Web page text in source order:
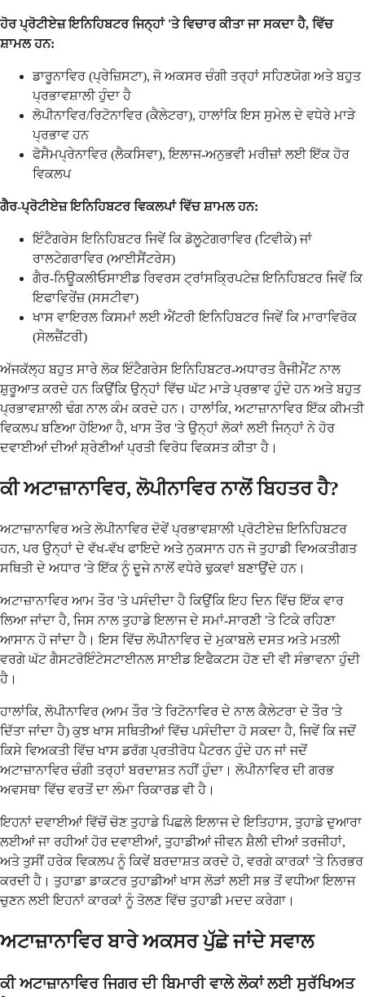
ਹੋਰ ਪ੍ਰੋਟੀਏਜ਼ ਇਨਿਹਿਬਟਰ ਜਿਨ੍ਹਾਂ 'ਤੇ ਵਿਚਾਰ ਕੀਤਾ ਜਾ ਸਕਦਾ ਹੈ, ਵਿੱਚ
ਸ਼ਾਮਲ ਹਨ:
ਡਾਰੂਨਾਵਿਰ (ਪ੍ਰੇਜ਼ਿਸਟਾ), ਜੋ ਅਕਸਰ ਚੰਗੀ ਤਰ੍ਹਾਂ ਸਹਿਣਯੋਗ ਅਤੇ ਬਹੁਤ
ਪ੍ਰਭਾਵਸ਼ਾਲੀ ਹੁੰਦਾ ਹੈ
ਲੋਪੀਨਾਵਿਰ/ਰਿਟੋਨਾਵਿਰ (ਕੈਲੇਟਰਾ), ਹਾਲਾਂਕਿ ਇਸ ਸੁਮੇਲ ਦੇ ਵਧੇਰੇ ਮਾੜੇ
ਪ੍ਰਭਾਵ ਹਨ
ਫੋਸੈਮਪ੍ਰੇਨਾਵਿਰ (ਲੈਕਸਿਵਾ), ਇਲਾਜ-ਅਨੁਭਵੀ ਮਰੀਜ਼ਾਂ ਲਈ ਇੱਕ ਹੋਰ
ਵਿਕਲਪ
ਗੈਰ-ਪ੍ਰੋਟੀਏਜ਼ ਇਨਿਹਿਬਟਰ ਵਿਕਲਪਾਂ ਵਿੱਚ ਸ਼ਾਮਲ ਹਨ:
ਇੰਟੈਗਰੇਸ ਇਨਿਹਿਬਟਰ ਜਿਵੇਂ ਕਿ ਡੋਲੂਟੇਗਰਾਵਿਰ (ਟਿਵੀਕੇ) ਜਾਂ
ਰਾਲਟੇਗਰਾਵਿਰ (ਆਈਸੈਂਟਰੇਸ)
ਗੈਰ-ਨਿਊਕਲੀਓਸਾਈਡ ਰਿਵਰਸ ਟ੍ਰਾਂਸਕ੍ਰਿਪਟੇਜ਼ ਇਨਿਹਿਬਟਰ ਜਿਵੇਂ ਕਿ
ਇਫਾਵਿਰੇਂਜ਼ (ਸਸਟੀਵਾ)
ਖਾਸ ਵਾਇਰਲ ਕਿਸਮਾਂ ਲਈ ਐਂਟਰੀ ਇਨਿਹਿਬਟਰ ਜਿਵੇਂ ਕਿ ਮਾਰਾਵਿਰੋਕ
(ਸੇਲਜ਼ੈਂਟਰੀ)
ਅੱਜਕੱਲ੍ਹ ਬਹੁਤ ਸਾਰੇ ਲੋਕ ਇੰਟੈਗਰੇਸ ਇਨਿਹਿਬਟਰ-ਅਧਾਰਤ ਰੈਜੀਮੈਂਟ ਨਾਲ
ਸ਼ੁਰੂਆਤ ਕਰਦੇ ਹਨ ਕਿਉਂਕਿ ਉਨ੍ਹਾਂ ਵਿੱਚ ਘੱਟ ਮਾੜੇ ਪ੍ਰਭਾਵ ਹੁੰਦੇ ਹਨ ਅਤੇ ਬਹੁਤ
ਪ੍ਰਭਾਵਸ਼ਾਲੀ ਢੰਗ ਨਾਲ ਕੰਮ ਕਰਦੇ ਹਨ। ਹਾਲਾਂਕਿ, ਅਟਾਜ਼ਾਨਾਵਿਰ ਇੱਕ ਕੀਮਤੀ
ਵਿਕਲਪ ਬਣਿਆ ਹੋਇਆ ਹੈ, ਖਾਸ ਤੌਰ 'ਤੇ ਉਨ੍ਹਾਂ ਲੋਕਾਂ ਲਈ ਜਿਨ੍ਹਾਂ ਨੇ ਹੋਰ
ਦਵਾਈਆਂ ਦੀਆਂ ਸ਼੍ਰੇਣੀਆਂ ਪ੍ਰਤੀ ਵਿਰੋਧ ਵਿਕਸਤ ਕੀਤਾ ਹੈ।
ਕੀ ਅਟਾਜ਼ਾਨਾਵਿਰ, ਲੋਪੀਨਾਵਿਰ ਨਾਲੋਂ ਬਿਹਤਰ ਹੈ?
ਅਟਾਜ਼ਾਨਾਵਿਰ ਅਤੇ ਲੋਪੀਨਾਵਿਰ ਦੋਵੇਂ ਪ੍ਰਭਾਵਸ਼ਾਲੀ ਪ੍ਰੋਟੀਏਜ਼ ਇਨਿਹਿਬਟਰ
ਹਨ, ਪਰ ਉਨ੍ਹਾਂ ਦੇ ਵੱਖ-ਵੱਖ ਫਾਇਦੇ ਅਤੇ ਨੁਕਸਾਨ ਹਨ ਜੋ ਤੁਹਾਡੀ ਵਿਅਕਤੀਗਤ
ਸਥਿਤੀ ਦੇ ਅਧਾਰ 'ਤੇ ਇੱਕ ਨੂੰ ਦੂਜੇ ਨਾਲੋਂ ਵਧੇਰੇ ਢੁਕਵਾਂ ਬਣਾਉਂਦੇ ਹਨ।
ਅਟਾਜ਼ਾਨਾਵਿਰ ਆਮ ਤੌਰ 'ਤੇ ਪਸੰਦੀਦਾ ਹੈ ਕਿਉਂਕਿ ਇਹ ਦਿਨ ਵਿੱਚ ਇੱਕ ਵਾਰ
ਲਿਆ ਜਾਂਦਾ ਹੈ, ਜਿਸ ਨਾਲ ਤੁਹਾਡੇ ਇਲਾਜ ਦੇ ਸਮਾਂ-ਸਾਰਣੀ 'ਤੇ ਟਿਕੇ ਰਹਿਣਾ
ਆਸਾਨ ਹੋ ਜਾਂਦਾ ਹੈ। ਇਸ ਵਿੱਚ ਲੋਪੀਨਾਵਿਰ ਦੇ ਮੁਕਾਬਲੇ ਦਸਤ ਅਤੇ ਮਤਲੀ
ਵਰਗੇ ਘੱਟ ਗੈਸਟਰੋਇੰਟੇਸਟਾਈਨਲ ਸਾਈਡ ਇਫੈਕਟਸ ਹੋਣ ਦੀ ਵੀ ਸੰਭਾਵਨਾ ਹੁੰਦੀ
ਹੈ।
ਹਾਲਾਂਕਿ, ਲੋਪੀਨਾਵਿਰ (ਆਮ ਤੌਰ 'ਤੇ ਰਿਟੋਨਾਵਿਰ ਦੇ ਨਾਲ ਕੈਲੇਟਰਾ ਦੇ ਤੌਰ 'ਤੇ
ਦਿੱਤਾ ਜਾਂਦਾ ਹੈ) ਕੁਝ ਖਾਸ ਸਥਿਤੀਆਂ ਵਿੱਚ ਪਸੰਦੀਦਾ ਹੋ ਸਕਦਾ ਹੈ, ਜਿਵੇਂ ਕਿ ਜਦੋਂ
ਕਿਸੇ ਵਿਅਕਤੀ ਵਿੱਚ ਖਾਸ ਡਰੱਗ ਪ੍ਰਤੀਰੋਧ ਪੈਟਰਨ ਹੁੰਦੇ ਹਨ ਜਾਂ ਜਦੋਂ
ਅਟਾਜ਼ਾਨਾਵਿਰ ਚੰਗੀ ਤਰ੍ਹਾਂ ਬਰਦਾਸ਼ਤ ਨਹੀਂ ਹੁੰਦਾ। ਲੋਪੀਨਾਵਿਰ ਦੀ ਗਰਭ
ਅਵਸਥਾ ਵਿੱਚ ਵਰਤੋਂ ਦਾ ਲੰਮਾ ਰਿਕਾਰਡ ਵੀ ਹੈ।
ਇਹਨਾਂ ਦਵਾਈਆਂ ਵਿੱਚੋਂ ਚੋਣ ਤੁਹਾਡੇ ਪਿਛਲੇ ਇਲਾਜ ਦੇ ਇਤਿਹਾਸ, ਤੁਹਾਡੇ ਦੁਆਰਾ
ਲਈਆਂ ਜਾ ਰਹੀਆਂ ਹੋਰ ਦਵਾਈਆਂ, ਤੁਹਾਡੀਆਂ ਜੀਵਨ ਸ਼ੈਲੀ ਦੀਆਂ ਤਰਜੀਹਾਂ,
ਅਤੇ ਤੁਸੀਂ ਹਰੇਕ ਵਿਕਲਪ ਨੂੰ ਕਿਵੇਂ ਬਰਦਾਸ਼ਤ ਕਰਦੇ ਹੋ, ਵਰਗੇ ਕਾਰਕਾਂ 'ਤੇ ਨਿਰਭਰ
ਕਰਦੀ ਹੈ। ਤੁਹਾਡਾ ਡਾਕਟਰ ਤੁਹਾਡੀਆਂ ਖਾਸ ਲੋੜਾਂ ਲਈ ਸਭ ਤੋਂ ਵਧੀਆ ਇਲਾਜ
ਚੁਣਨ ਲਈ ਇਹਨਾਂ ਕਾਰਕਾਂ ਨੂੰ ਤੋਲਣ ਵਿੱਚ ਤੁਹਾਡੀ ਮਦਦ ਕਰੇਗਾ।
ਅਟਾਜ਼ਾਨਾਵਿਰ ਬਾਰੇ ਅਕਸਰ ਪੁੱਛੇ ਜਾਂਦੇ ਸਵਾਲ
ਕੀ ਅਟਾਜ਼ਾਨਾਵਿਰ ਜਿਗਰ ਦੀ ਬਿਮਾਰੀ ਵਾਲੇ ਲੋਕਾਂ ਲਈ ਸੁਰੱਖਿਅਤ